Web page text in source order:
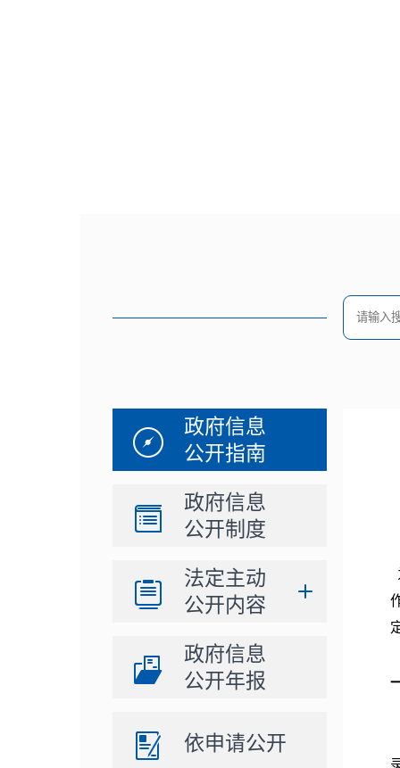
政府信息
公开指南
政府信息
公开制度
法定主动
公开内容
政府信息
公开年报
依申请公开